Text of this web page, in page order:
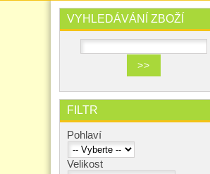
VYHLEDÁVÁNÍ ZBOŽÍ
FILTR
Pohlaví
Velikost